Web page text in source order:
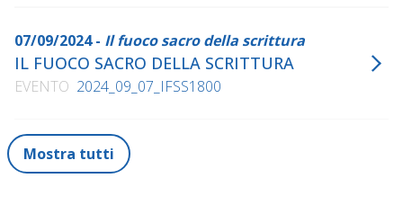
07/09/2024 - Il fuoco sacro della scrittura
IL FUOCO SACRO DELLA SCRITTURA
EVENTO 2024_09_07_IFSS1800
Mostra tutti